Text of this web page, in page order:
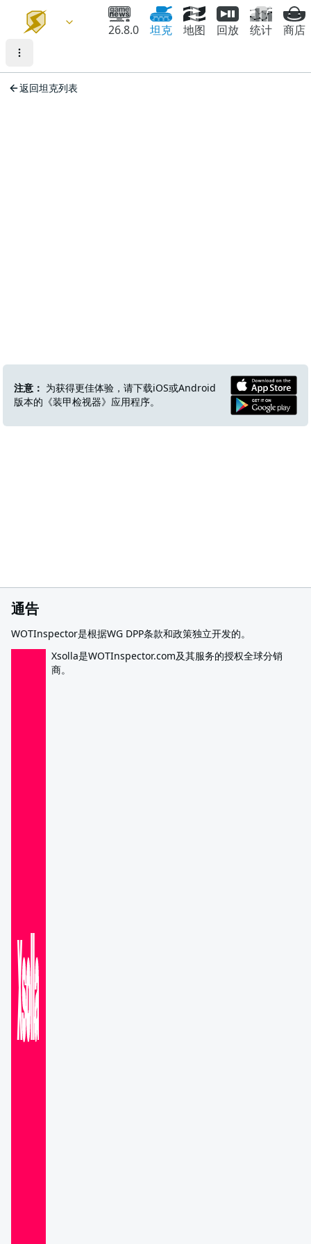
26.8.0 坦克 地图 回放 统计 商店
返回坦克列表
注意： 为获得更佳体验，请下载iOS或Android
版本的《装甲检视器》应用程序。
通告
WOTInspector是根据WG DPP条款和政策独立开发的。
Xsolla是WOTInspector.com及其服务的授权全球分销
商。